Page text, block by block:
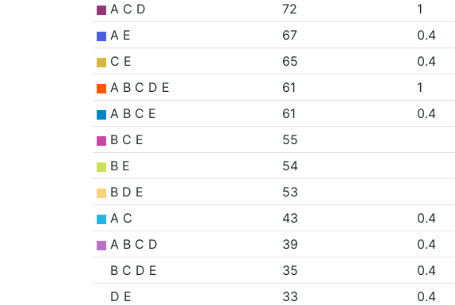
A C D
72
1
A E
67
0.4
C E
65
0.4
A B C D E
61
1
A B C E
61
0.4
B C E
55
B E
54
B D E
53
A C
43
0.4
A B C D
39
0.4
B C D E
35
0.4
D E
33
0.4